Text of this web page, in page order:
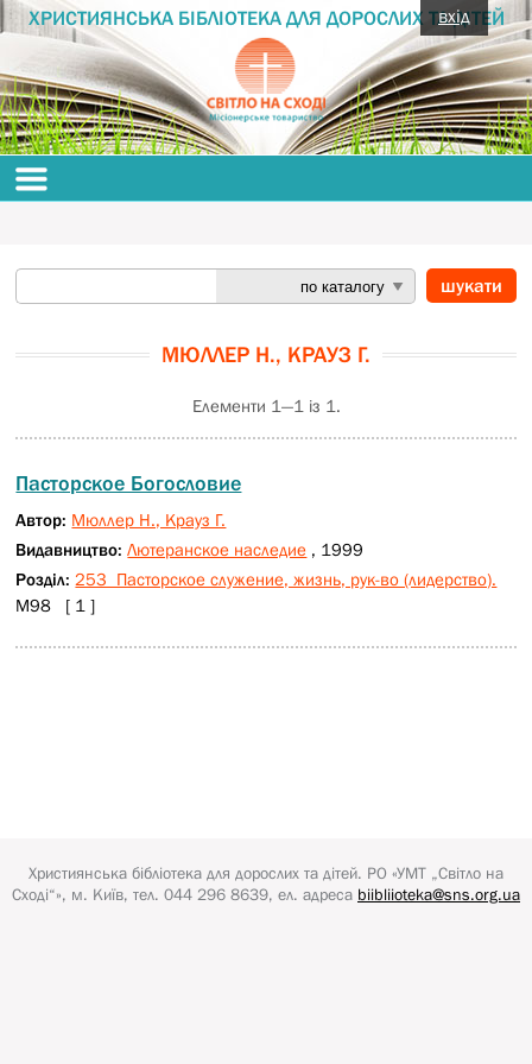
ХРИСТИЯНСЬКА БІБЛІОТЕКА ДЛЯ ДОРОСЛИХ ТА ДІТЕЙ
МЮЛЛЕР Н., КРАУЗ Г.
Елементи 1—1 із 1.
Пасторское Богословие
Автор: Мюллер Н., Крауз Г.
Видавництво:Лютеранское наследие , 1999
Розділ: 253 Пасторское служение, жизнь, рук-во (лидерство).
М98 [ 1 ]
Християнська бібліотека для дорослих та дітей. РО «УМТ „Світло на
Сході“», м. Київ, тел. 044 296 8639, ел. адреса biibliioteka@sns.org.ua
вхід